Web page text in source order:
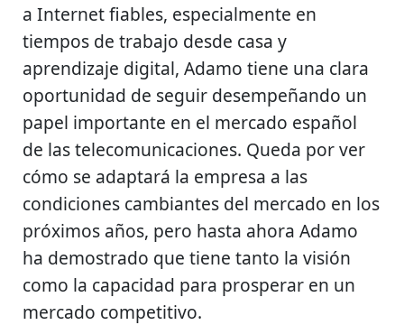
a Internet fiables, especialmente en
tiempos de trabajo desde casa y
aprendizaje digital, Adamo tiene una clara
oportunidad de seguir desempeñando un
papel importante en el mercado español
de las telecomunicaciones. Queda por ver
cómo se adaptará la empresa a las
condiciones cambiantes del mercado en los
próximos años, pero hasta ahora Adamo
ha demostrado que tiene tanto la visión
como la capacidad para prosperar en un
mercado competitivo.